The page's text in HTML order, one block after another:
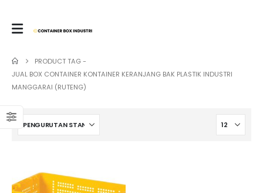
PRODUCT TAG -
JUAL BOX CONTAINER KONTAINER KERANJANG BAK PLASTIK INDUSTRI
MANGGARAI (RUTENG)